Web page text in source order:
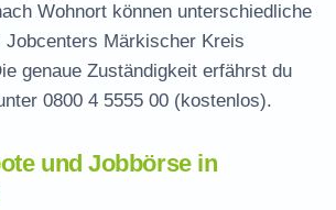
Wohnort können unterschiedliche
Jobcenters Märkischer Kreis
genaue Zuständigkeit erfährst du
0800 4 5555 00 (kostenlos).
und Jobbörse in